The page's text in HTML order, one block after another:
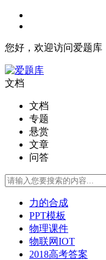
您好，欢迎访问爱题库
文档
文档
专题
悬赏
文章
问答
力的合成
PPT模板
物理课件
物联网IOT
2018高考答案